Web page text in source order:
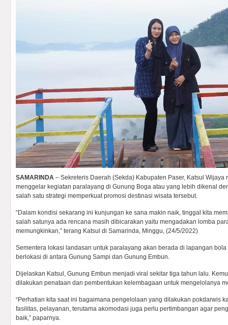
SAMARINDA – Sekreteris Daerah (Sekda) Kabupaten Paser, Katsul Wijaya
menggelar kegiatan paralayang di Gunung Boga atau yang lebih dikenal
salah satu strategi memperkuat promosi destinasi wisata tersebut.
“Dalam kondisi sekarang ini kunjungan ke sana makin naik, tinggal kita
salah satunya ada rencana masih dibicarakan yaitu mengadakan lomba
memungkinkan,” terang Katsul di Samarinda, Minggu, (24/5/2022)
Sementera lokasi landasan untuk paralayang akan berada di lapangan
berlokasi di antara Gunung Sampi dan Gunung Embun.
Dijelaskan Katsul, Gunung Embun menjadi viral sekitar tiga tahun lalu.
dilakukan penataan dan pembentukan kelembagaan untuk mengelolanya
“Perhatian kita saat ini bagaimana pengelolaan yang dilakukan pokdarwis
fasilitas, pelayanan, terutama akomodasi juga perlu pertimbangan agar
baik,” paparnya.